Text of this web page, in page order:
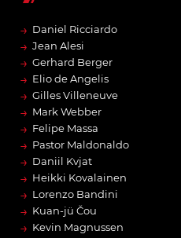
→ Daniel Ricciardo
→ Jean Alesi
→ Gerhard Berger
→ Elio de Angelis
→ Gilles Villeneuve
→ Mark Webber
→ Felipe Massa
→ Pastor Maldonaldo
→ Daniil Kvjat
→ Heikki Kovalainen
→ Lorenzo Bandini
→ Kuan-jü Čou
→ Kevin Magnussen